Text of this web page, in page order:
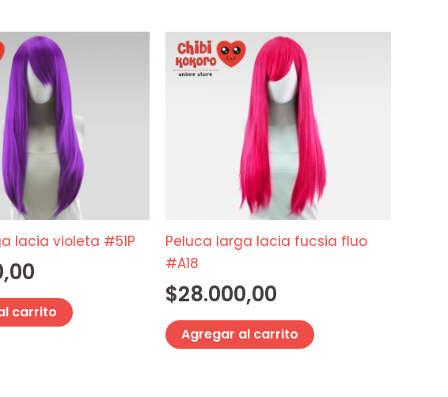
lacia violeta #51P
carrito
Peluca larga lacia fucsia fluo
#A18
$28.000,00
Agregar al carrito